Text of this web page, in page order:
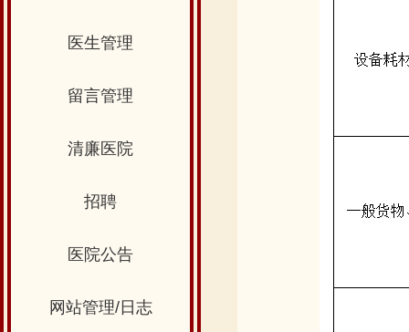
医生管理
留言管理
清廉医院
招聘
医院公告
网站管理/日志